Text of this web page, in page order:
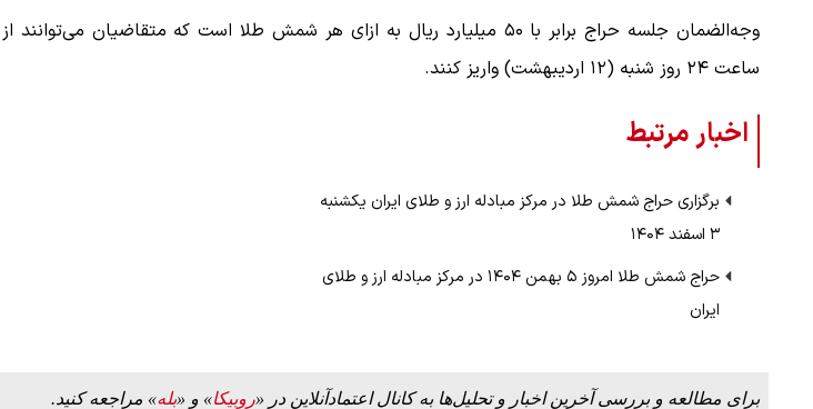
ساعت ۲۴ روز شنبه (۱۲ اردیبهشت) واریز کنند.
اخبار مرتبط
برگزاری حراج شمش طلا در مرکز مبادله ارز و طلای ایران یکشنبه
۳ اسفند ۱۴۰۴
حراج شمش طلا امروز ۵ بهمن ۱۴۰۴ در مرکز مبادله ارز و طلای
ایران
برای مطالعه و بررسی آخرین اخبار و تحلیل‌ها به کانال اعتمادآنلاین در «روبیکا» و «بله» مراجعه کنید.